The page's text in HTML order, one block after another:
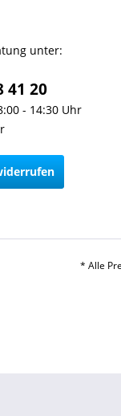
unter:
41 20
- 14:30 Uhr
* Alle